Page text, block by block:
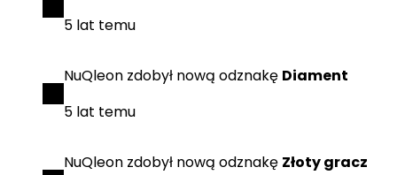
5 lat temu
NuQleon zdobył nową odznakę Diament
5 lat temu
NuQleon zdobył nową odznakę Złoty gracz